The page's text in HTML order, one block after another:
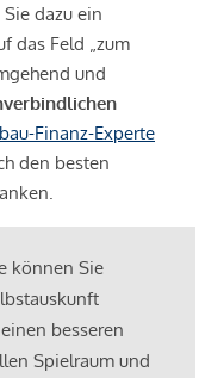
dazu ein
das Feld „zum
und
Finanz-Experte
den besten
können Sie
besseren
Spielraum und